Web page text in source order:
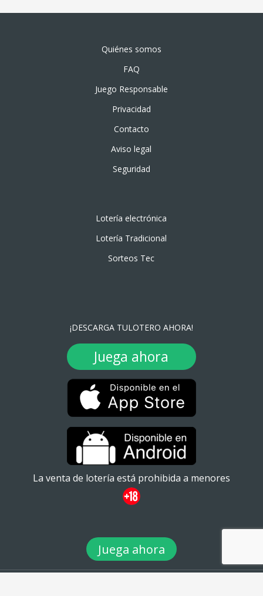
Quiénes somos
FAQ
Juego Responsable
Privacidad
Contacto
Aviso legal
Seguridad
Lotería electrónica
Lotería Tradicional
Sorteos Tec
¡DESCARGA TULOTERO AHORA!
Juega ahora
La venta de lotería está prohibida a menores
Juega ahora